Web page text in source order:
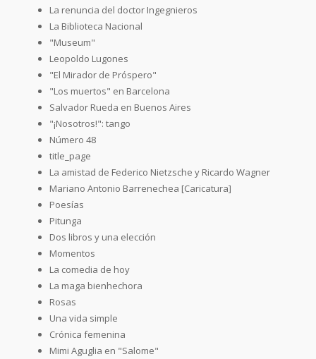
La renuncia del doctor Ingegnieros
La Biblioteca Nacional
"Museum"
Leopoldo Lugones
"El Mirador de Próspero"
"Los muertos" en Barcelona
Salvador Rueda en Buenos Aires
"¡Nosotros!": tango
Número 48
title_page
La amistad de Federico Nietzsche y Ricardo Wagner
Mariano Antonio Barrenechea [Caricatura]
Poesías
Pitunga
Dos libros y una elección
Momentos
La comedia de hoy
La maga bienhechora
Rosas
Una vida simple
Crónica femenina
Mimi Aguglia en "Salome"